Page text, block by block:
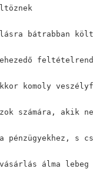
bátrabban
komoly
számára, akik
s
álma